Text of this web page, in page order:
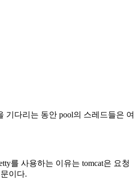
기다리는 동안 pool의 스레드들은 여
를 사용하는 이유는 tomcat은 요청
이다.